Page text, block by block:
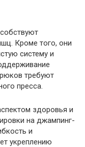
Кроме того, они
систему и
требуют
пресса.
здоровья и
на джампинг-
и
укреплению